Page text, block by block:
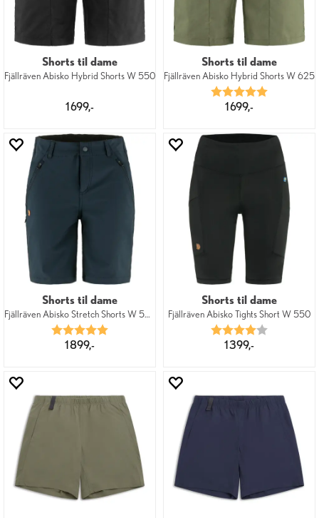
Shorts til dame
Fjällräven Abisko Hybrid Shorts W 550
1 699,-
Shorts til dame
Fjällräven Abisko Hybrid Shorts W 625
Karakter:
1 699,-
Shorts til dame
Fjällräven Abisko Stretch Shorts W 555
Karakter:
1 899,-
Shorts til dame
Fjällräven Abisko Tights Short W 550
Karakter:
1 399,-